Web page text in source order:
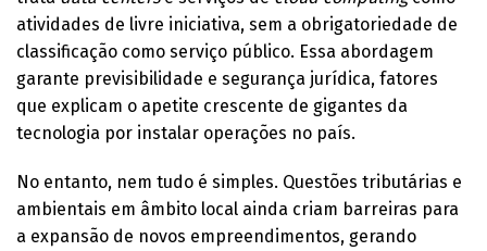
atividades de livre iniciativa, sem a obrigatoriedade de
classificação como serviço público. Essa abordagem
garante previsibilidade e segurança jurídica, fatores
que explicam o apetite crescente de gigantes da
tecnologia por instalar operações no país.
No entanto, nem tudo é simples. Questões tributárias e
ambientais em âmbito local ainda criam barreiras para
a expansão de novos empreendimentos, gerando